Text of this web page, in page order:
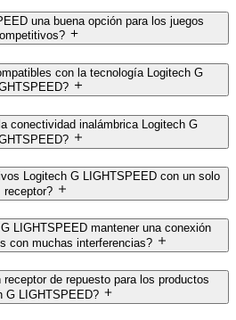
una buena opción para los juegos
con la tecnología Logitech G
conectividad inalámbrica Logitech G
Logitech G LIGHTSPEED con un solo
receptor?
LIGHTSPEED mantener una conexión
con muchas interferencias?
de repuesto para los productos
G LIGHTSPEED?